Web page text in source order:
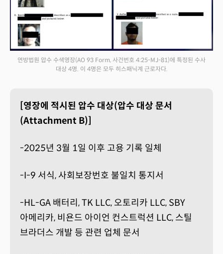
연방법원 압수 수색영장(AO 93 Form, 사건번호 4:25-MJ-81)에 특정된 수사
대상 4명. 이 4명은 모두 히스패닉계 근로자다.
[영장에 적시된 압수 대상(압수 대상 문서
(Attachment B)]
-2025년 3월 1일 이후 고용 기록 일체
-I-9 서식, 사회보장번호 불일치 통지서
-HL-GA 배터리, TK LLC, 오토리카 LLC, SBY
아메리카, 비욘드 아이언 컨스트럭션 LLC, 스틸
브라더스 개발 등 관련 업체 문서